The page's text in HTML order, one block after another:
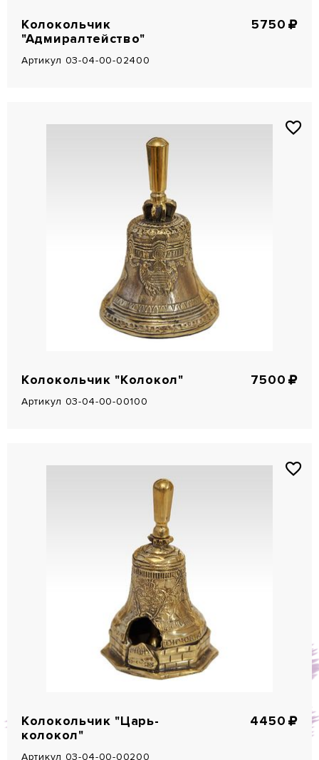
Колокольчик
"Адмиралтейство"
Артикул 03-04-00-02400
5750
Колокольчик "Колокол"
Артикул 03-04-00-00100
7500
Колокольчик "Царь-
колокол"
Артикул 03-04-00-00200
4450